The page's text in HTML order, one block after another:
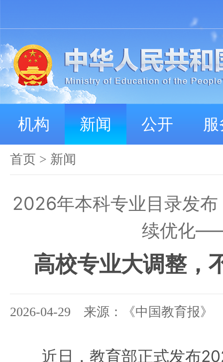
机构 新闻 公开
首页 > 新闻
2026年本科专业目录发
续优化
高校专业大调整，
2026-04-29 来源：《中国教育报》
近日，教育部正式发布